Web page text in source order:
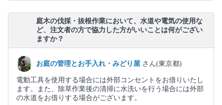
庭木の伐採・抜根作業において、水道や電気の使用な
ど、注文者の方で協力した方がいいことは何がござい
ますか？
お庭の管理とお手入れ・みどり屋 さん(東京都)
電動工具を使用する場合には外部コンセントをお借りいたし
ます。また、除草作業後の清掃に水洗いを行う場合には外部
の水道をお借りする場合がございます。